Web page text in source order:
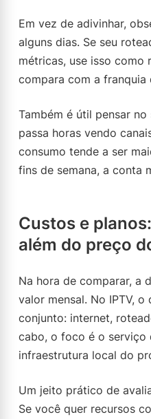
Em vez de adivinhar,
alguns dias. Se seu
métricas, use isso como
compara com a franquia
Também é útil pensar
passa horas vendo
consumo tende a ser
fins de semana, a conta
Custos e
além do preço
Na hora de comparar, a
valor mensal. No IPTV,
conjunto: internet,
cabo, o foco é o serviço
infraestrutura local do
Um jeito prático de
Se você quer recursos